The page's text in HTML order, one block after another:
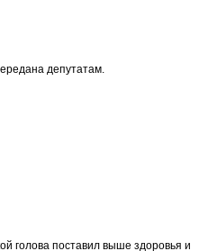
депутатам.
голова поставил выше здоровья и